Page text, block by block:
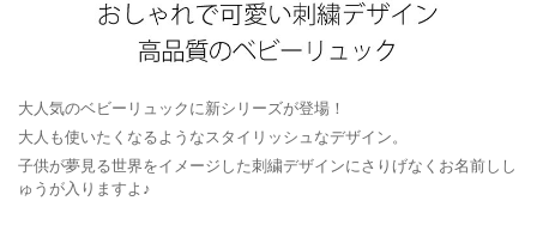
大人気のベビーリュックに新シリーズが登場！
大人も使いたくなるようなスタイリッシュなデザイン。
子供が夢見る世界をイメージした刺繍デザインにさりげなくお名前しし
ゅうが入りますよ♪